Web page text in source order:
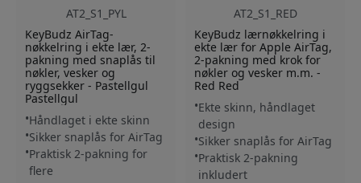
AT2_S1_PYL
KeyBudz AirTag-
nøkkelring i ekte lær, 2-
pakning med snaplås til
nøkler, vesker og
ryggsekker - Pastellgul
Pastellgul
Håndlaget i ekte skinn
Sikker snaplås for AirTag
Praktisk 2-pakning for
flere
AT2_S1_RED
KeyBudz lærnøkkelring i
ekte lær for Apple AirTag,
2-pakning med krok for
nøkler og vesker m.m. -
Red Red
Ekte skinn, håndlaget
design
Sikker snaplås for AirTag
Praktisk 2-pakning
inkludert